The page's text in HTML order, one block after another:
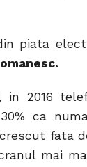
piata
2016
ca
fata
mai